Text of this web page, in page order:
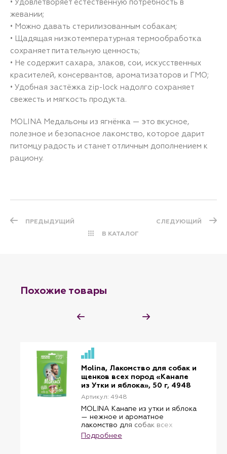
• Удовлетворяет естественную потребность в
жевании;
• Можно давать стерилизованным собакам;
• Щадящая низкотемпературная термообработка
сохраняет питательную ценность;
• Не содержит сахара, злаков, сои, искусственных
красителей, консервантов, ароматизаторов и ГМО;
• Удобная застёжка zip-lock надолго сохраняет
свежесть и мягкость продукта.
MOLINA Медальоны из ягнёнка — это вкусное,
полезное и безопасное лакомство, которое дарит
питомцу радость и станет отличным дополнением к
рациону.
ПРЕДЫДУЩИЙ
В КАТАЛОГ
СЛЕДУЮЩИЙ
Похожие товары
Molina, Лакомство для собак и
щенков всех пород «Канапе
из Утки и яблока», 50 г, 4948
Артикул: 4948
MOLINA Канапе из утки и яблока
— нежное и ароматное
лакомство для собак всех
пород и щенков. Сочетает
отборное филе утки, курицы и
Подробнее